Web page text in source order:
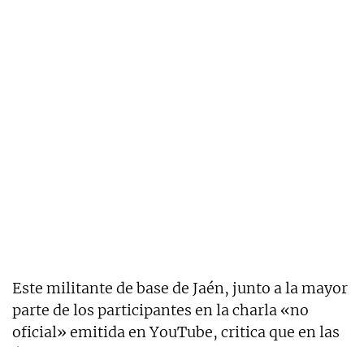
Este militante de base de Jaén, junto a la mayor
parte de los participantes en la charla «no
oficial» emitida en YouTube, critica que en las